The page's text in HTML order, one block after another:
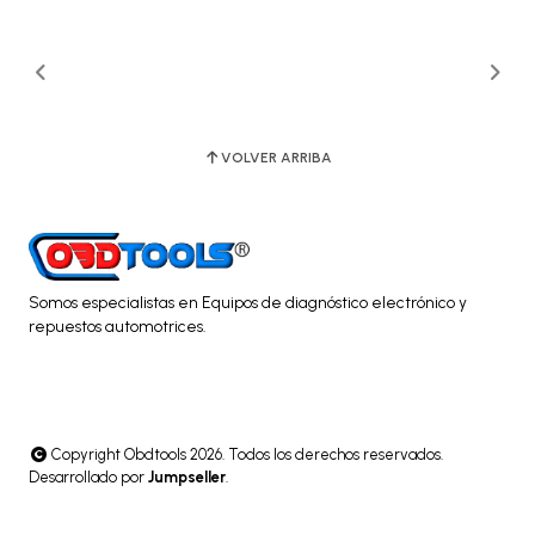
VOLVER ARRIBA
Somos especialistas en Equipos de diagnóstico electrónico y
repuestos automotrices.
Copyright Obdtools 2026. Todos los derechos reservados.
Desarrollado por Jumpseller.